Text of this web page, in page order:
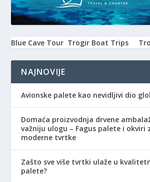
Blue Cave Tour Trogir Boat Trips
NAJNOVIJE
Avionske palete kao nevidljivi dio
Domaća proizvodnja drvene
važniju ulogu – Fagus palete i okviri
moderne tvrtke
Zašto sve više tvrtki ulaže u
palete?